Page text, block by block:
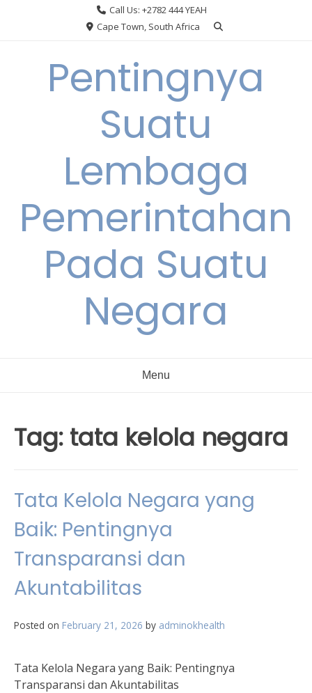
Call Us: +2782 444 YEAH
Cape Town, South Africa
Pentingnya
Suatu
Lembaga
Pemerintahan
Pada Suatu
Negara
Menu
Tag: tata kelola negara
Tata Kelola Negara yang
Baik: Pentingnya
Transparansi dan
Akuntabilitas
Posted on February 21, 2026 by adminokhealth
Tata Kelola Negara yang Baik: Pentingnya
Transparansi dan Akuntabilitas